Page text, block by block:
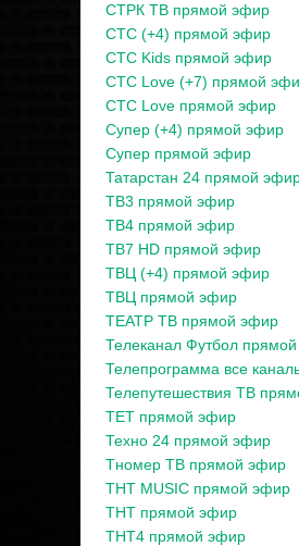
СТРК ТВ прямой эфир
СТС (+4) прямой эфир
СТС Kids прямой эфир
СТС Love (+7) прямой
СТС Love прямой эфир
Супер (+4) прямой эфир
Супер прямой эфир
Татарстан 24 прямой
ТВ3 прямой эфир
ТВ4 прямой эфир
ТВ7 HD прямой эфир
ТВЦ (+4) прямой эфир
ТВЦ прямой эфир
ТЕАТР ТВ прямой эфир
Телеканал Футбол
Телепрограмма все
Телепутешествия ТВ
ТЕТ прямой эфир
Техно 24 прямой эфир
Тномер ТВ прямой эфир
ТНТ MUSIC прямой эфир
ТНТ прямой эфир
ТНТ4 прямой эфир